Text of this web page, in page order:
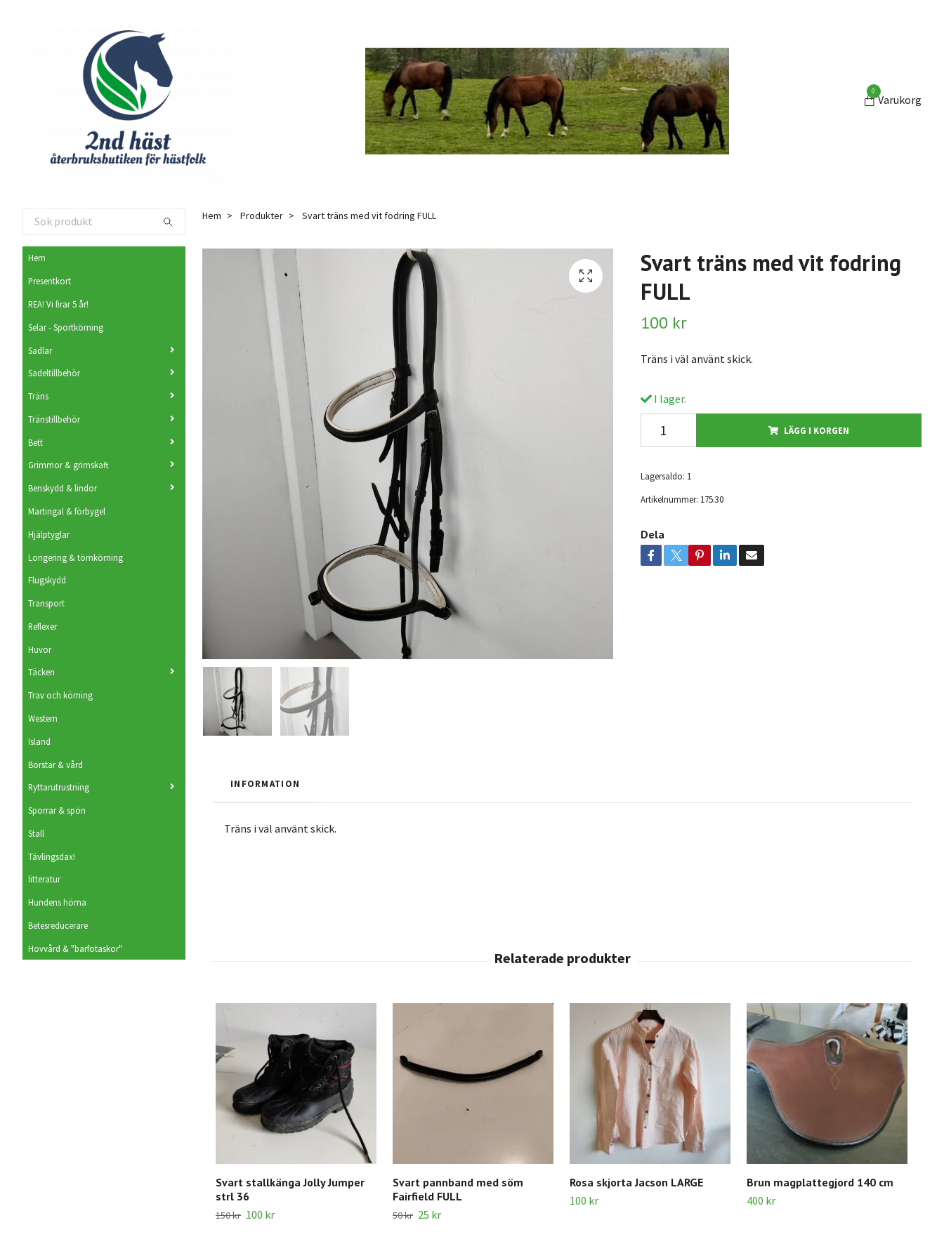
0
Varukorg
Hem
Presentkort
REA! Vi firar 5 år!
Selar - Sportkörning
Sadlar
Sadeltillbehör
Träns
Tränstillbehör
Bett
Grimmor & grimskaft
Benskydd & lindor
Martingal & förbygel
Hjälptyglar
Longering & tömkörning
Flugskydd
Transport
Reflexer
Huvor
Täcken
Trav och körning
Western
Island
Borstar & vård
Ryttarutrustning
Sporrar & spön
Stall
Tävlingsdax!
litteratur
Hundens hörna
Betesreducerare
Hovvård & "barfotaskor"
Hem Produkter Svart träns med vit fodring FULL
Svart träns med vit fodring
FULL
100 kr
Träns i väl använt skick.
I lager.
LÄGG I KORGEN
Lagersaldo: 1
Artikelnummer: 175.30
Dela
INFORMATION
Träns i väl använt skick.
Svart stallkänga Jolly Jumper
strl 36
150 kr 100 kr
Svart pannband med söm
Fairfield FULL
50 kr 25 kr
Rosa skjorta Jacson LARGE
100 kr
Brun magplattegjord 140 cm
400 kr